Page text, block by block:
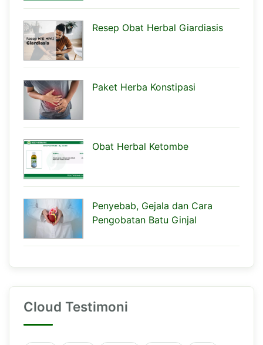
Resep Obat Herbal Giardiasis
Paket Herba Konstipasi
Obat Herbal Ketombe
Penyebab, Gejala dan Cara
Pengobatan Batu Ginjal
Cloud Testimoni